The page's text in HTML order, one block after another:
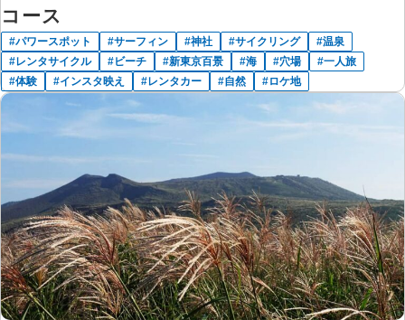
コース
パワースポット サーフィン 神社 サイクリング
温泉
レンタサイクル
ビーチ 新東京百景 海 穴場
一人旅
体験
インスタ映え レンタカー 自然 ロケ地